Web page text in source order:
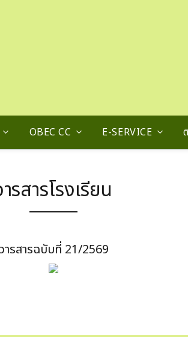
OBEC CC E-SERVICE
รสารโรงเรียน
วารสารฉบับที่ 21/2569